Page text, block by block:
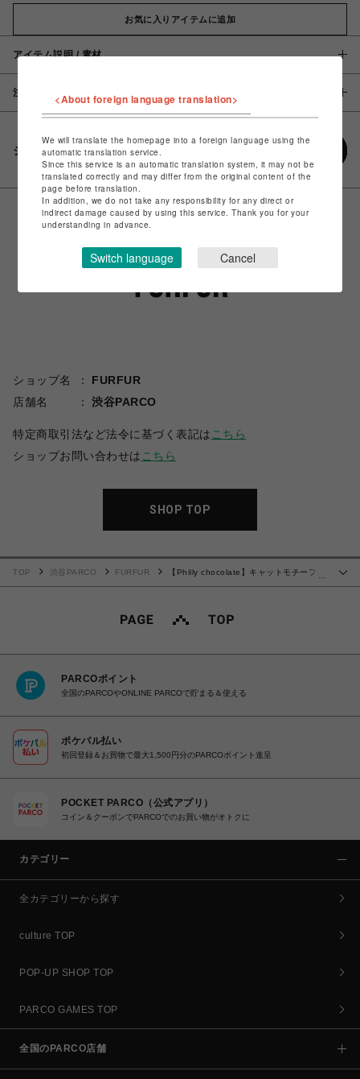
お気に入りアイテムに追加
アイテム説明 / 素材
注意事項
シェアする
ショップ名
FURFUR
店舗名
渋谷PARCO
特定商取引法など法令に基づく表記は こちら
ショップお問い合わせは こちら
SHOP TOP
TOP 渋谷PARCO FURFUR
【Philly chocolate】キャットモチーフボ
PARCOポイント
全国のPARCOやONLINE PARCOで貯まる＆使える
ポケパル払い
初回登録＆お買物で最大1,500円分のPARCOポイント進呈
POCKET PARCO（公式アプリ）
コイン＆クーポンでPARCOでのお買い物がオトクに
カテゴリー
全カテゴリーから探す
culture TOP
POP-UP SHOP TOP
PARCO GAMES TOP
全国のPARCO店舗
<About foreign language translation>
We will translate the homepage into a foreign language using the
automatic translation service.
Since this service is an automatic translation system, it may not be
translated correctly and may differ from the original content of the
page before translation.
In addition, we do not take any responsibility for any direct or
indirect damage caused by using this service. Thank you for your
understanding in advance.
Switch language Cancel